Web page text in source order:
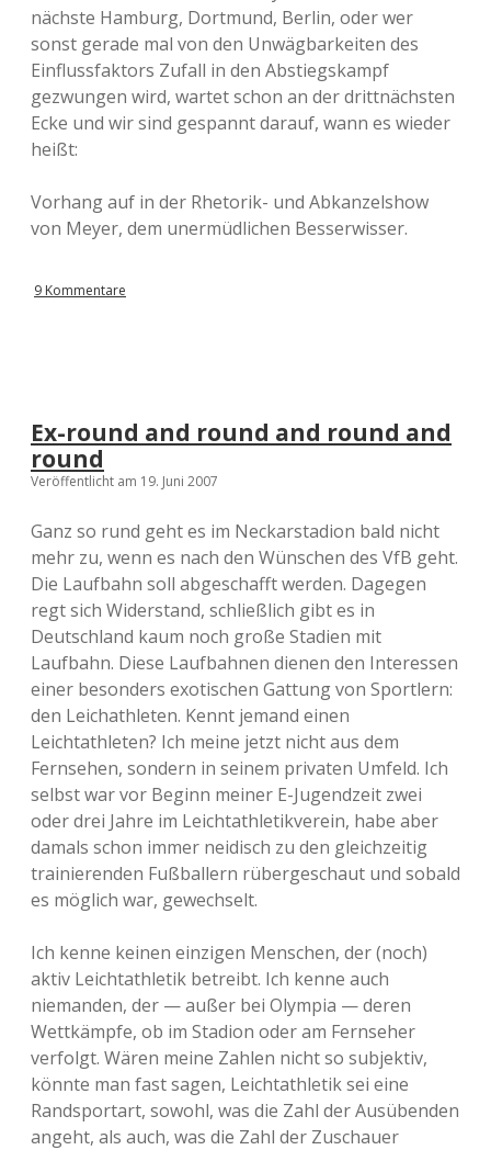
nächste Hamburg, Dortmund, Berlin, oder wer
sonst gerade mal von den Unwägbarkeiten des
Einflussfaktors Zufall in den Abstiegskampf
gezwungen wird, wartet schon an der drittnächsten
Ecke und wir sind gespannt darauf, wann es wieder
heißt:
Vorhang auf in der Rhetorik- und Abkanzelshow
von Meyer, dem unermüdlichen Besserwisser.
9 Kommentare
Ex-round and round and round and
round
Veröffentlicht am 19. Juni 2007
Ganz so rund geht es im Neckarstadion bald nicht
mehr zu, wenn es nach den Wünschen des VfB geht.
Die Laufbahn soll abgeschafft werden. Dagegen
regt sich Widerstand, schließlich gibt es in
Deutschland kaum noch große Stadien mit
Laufbahn. Diese Laufbahnen dienen den Interessen
einer besonders exotischen Gattung von Sportlern:
den Leichathleten. Kennt jemand einen
Leichtathleten? Ich meine jetzt nicht aus dem
Fernsehen, sondern in seinem privaten Umfeld. Ich
selbst war vor Beginn meiner E-Jugendzeit zwei
oder drei Jahre im Leichtathletikverein, habe aber
damals schon immer neidisch zu den gleichzeitig
trainierenden Fußballern rübergeschaut und sobald
es möglich war, gewechselt.
Ich kenne keinen einzigen Menschen, der (noch)
aktiv Leichtathletik betreibt. Ich kenne auch
niemanden, der — außer bei Olympia — deren
Wettkämpfe, ob im Stadion oder am Fernseher
verfolgt. Wären meine Zahlen nicht so subjektiv,
könnte man fast sagen, Leichtathletik sei eine
Randsportart, sowohl, was die Zahl der Ausübenden
angeht, als auch, was die Zahl der Zuschauer